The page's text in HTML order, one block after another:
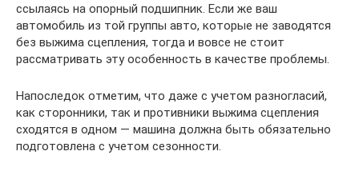
ссылаясь на опорный подшипник. Если же ваш
автомобиль из той группы авто, которые не заводятся
без выжима сцепления, тогда и вовсе не стоит
рассматривать эту особенность в качестве проблемы.
Напоследок отметим, что даже с учетом разногласий,
как сторонники, так и противники выжима сцепления
сходятся в одном — машина должна быть обязательно
подготовлена с учетом сезонности.